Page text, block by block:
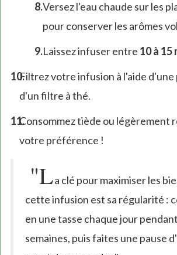
Versez l'eau chaude sur les
pour conserver les arômes
Laissez infuser entre 10 à 15
Filtrez votre infusion à l'aide d'une
d'un filtre à thé.
Consommez tiède ou légèrement
votre préférence !
"La clé pour maximiser les
cette infusion est sa régularité :
en une tasse chaque jour
semaines, puis faites une pause